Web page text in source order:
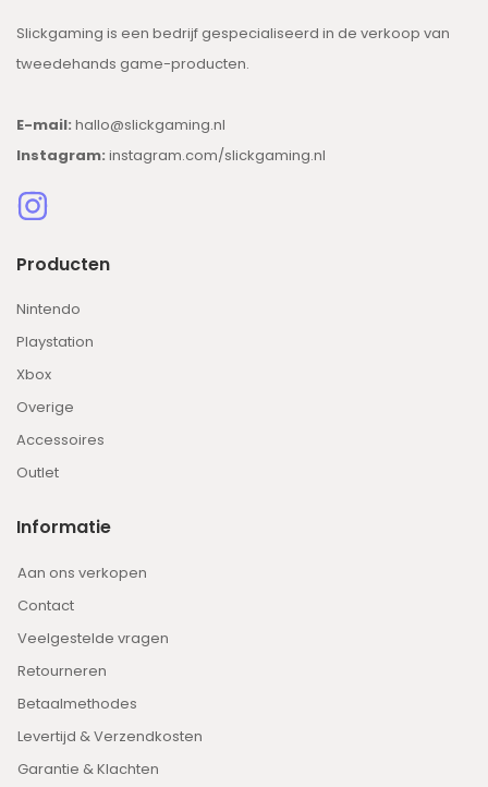
Slickgaming is een bedrijf gespecialiseerd in de verkoop van
tweedehands game-producten.
E-mail: hallo@slickgaming.nl
Instagram: instagram.com/slickgaming.nl
Producten
Nintendo
Playstation
Xbox
Overige
Accessoires
Outlet
Informatie
Aan ons verkopen
Contact
Veelgestelde vragen
Retourneren
Betaalmethodes
Levertijd & Verzendkosten
Garantie & Klachten